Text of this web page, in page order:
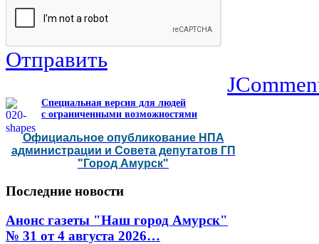
Отправить
Специальная версия для людей
с ограниченными возможностями
Официальное опубликование НПА
администрации и Совета депутатов ГП
"Город Амурск"
Последние новости
Анонс газеты "Наш город Амурск"
№ 31 от 4 августа 2026…